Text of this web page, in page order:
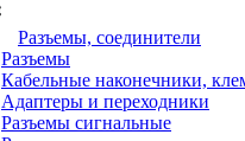
Разъемы, соединители
Разъемы
Кабельные наконечники,
Адаптеры и переходники
Разъемы сигнальные